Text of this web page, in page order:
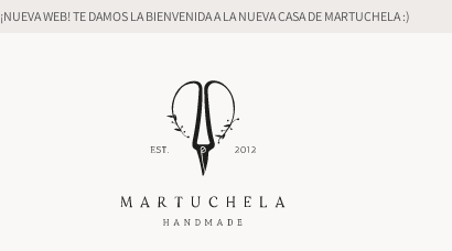
¡NUEVA WEB! TE DAMOS LA BIENVENIDA A LA NUEVA CASA DE MARTUCHELA :)